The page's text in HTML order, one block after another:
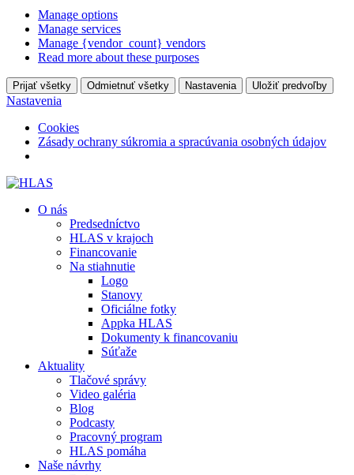
Manage options
Manage services
Manage {vendor_count} vendors
Read more about these purposes
Prijať všetky Odmietnuť všetky Nastavenia Uložiť predvoľby
Nastavenia
Cookies
Zásady ochrany súkromia a spracúvania osobných údajov
O nás
Predsedníctvo
HLAS v krajoch
Financovanie
Na stiahnutie
Logo
Stanovy
Oficiálne fotky
Appka HLAS
Dokumenty k financovaniu
Súťaže
Aktuality
Tlačové správy
Video galéria
Blog
Podcasty
Pracovný program
HLAS pomáha
Naše návrhy